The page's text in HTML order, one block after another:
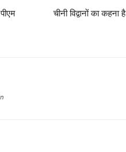
चीनी विद्वानों का